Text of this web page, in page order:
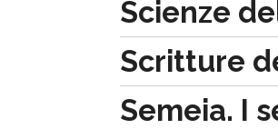
Scienze
Scritture
Semeia. I